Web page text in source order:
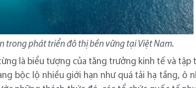
trong phát triển đô thị bền vững tại Việt Nam.
là biểu tượng của tăng trưởng kinh tế và tập
bộc lộ nhiều giới hạn như quá tải hạ tầng, ô